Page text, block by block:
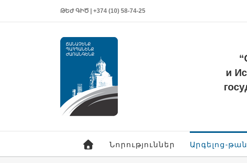
ԹԵԺ ԳԻԾ | +374 (10) 58-74-25
и
Նորություններ Արգելոց-